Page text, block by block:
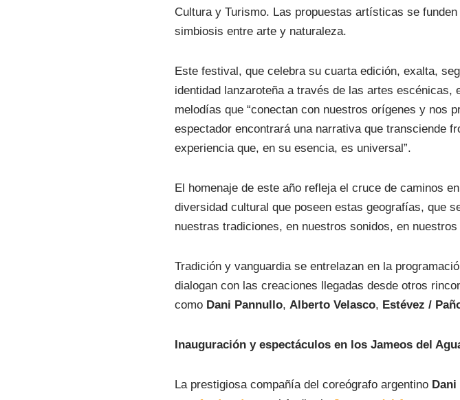
Cultura y Turismo. Las propuestas artísticas se
simbiosis entre arte y naturaleza.
Este festival, que celebra su cuarta edición, exalta,
identidad lanzaroteña a través de las artes
melodías que “conectan con nuestros orígenes y nos
espectador encontrará una narrativa que transciende
experiencia que, en su esencia, es universal”.
El homenaje de este año refleja el cruce de caminos
diversidad cultural que poseen estas geografías, que
nuestras tradiciones, en nuestros sonidos, en nuestros
Tradición y vanguardia se entrelazan en la
dialogan con las creaciones llegadas desde otros
como Dani Pannullo,Alberto Velasco, Estévez /
Inauguración y espectáculos en los Jameos del
La prestigiosa compañía del coreógrafo argentino